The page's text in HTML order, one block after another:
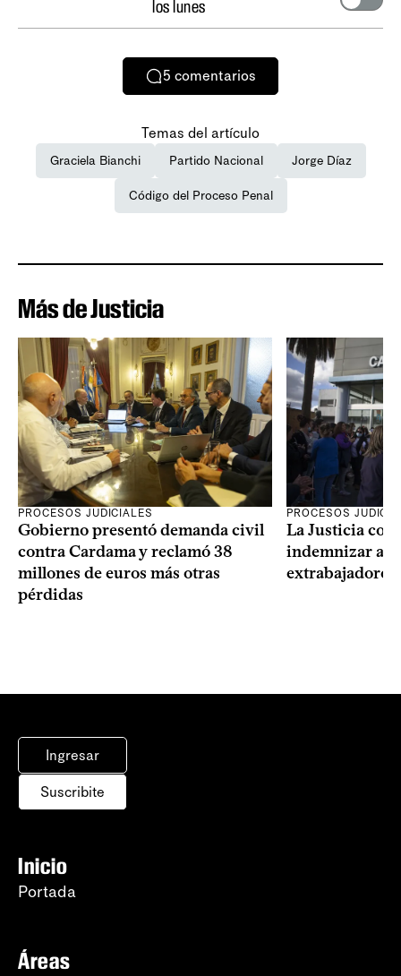
los lunes
5 comentarios
Temas del artículo
Graciela Bianchi Partido Nacional Jorge Díaz
Código del Proceso Penal
Más de Justicia
PROCESOS JUDICIALES
Gobierno presentó demanda civil
contra Cardama y reclamó 38
millones de euros más otras
pérdidas
PROCESOS
La Justicia
indemnizar a
extrabajadores
Ingresar
Suscribite
Inicio
Portada
Áreas